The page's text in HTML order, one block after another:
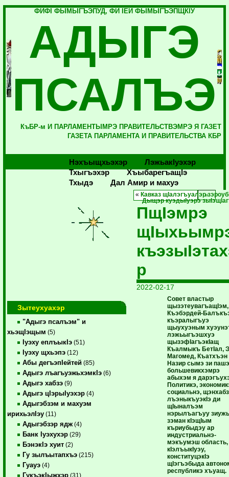
ФИФI ФЫМЫГЪЭПУД, ФИ IЕЙ ФЫМЫГЪЭПЩКIУ
АДЫГЭ
ПСАЛЪЭ
КъБР-м И ПАРЛАМЕНТЫМРЭ ПРАВИТЕЛЬСТВЭМРЭ Я ГАЗЕТ
ГАЗЕТА ПАРЛАМЕНТА И ПРАВИТЕЛЬСТВА КБР
Нэхъыщхьэхэр
Лэжьакlуэхэр
Тхыгъэхэр
Хъыбарегъащlэ
Тхыдэ
Дал Амир и махуэ
Зытеухуахэр
"Адыгэ псалъэм" и
хьэщIэщым (5)
Iуэху еплъыкIэ (51)
Iуэху щхьэпэ (12)
Абы дегъэпIейтей (85)
Адыгэ лъагъуэжьхэмкIэ (6)
Адыгэ хабзэ (9)
Адыгэ цIэрыIуэхэр (4)
Адыгэбзэм и махуэм
ирихьэлIэу (11)
Адыгэбзэр ядж (4)
Банк Iуэхухэр (29)
БэнэкIэ хуит (2)
Гу зылъытапхъэ (215)
Гуауэ (4)
ГукъэкIыжхэр (31)
« Кавказ щIалэгъуалэр
Дыщэр куэдыIуэрэ
ПщIэмрэ
р
2022-02-17
Совет властыр
щызэтеувагъащIэм,
Къэбэрдей-
къэралыгъуэ
щыухуэным
лэжьыгъэшхуэ
щызэфIагъэкIащ
Къалмыкъ БетIал,
Магомед, Къатхъэн
Назир сымэ зи
большевикхэмрэ
абыхэм я
Политикэ,
социальнэ,
лъэныкъуэкIэ ди
щIыналъэм
нэрылъагъуу
зэман кIэщIым
къриубыдэу ар
индустриальнэ-
мэкъумэш область,
кIэлъыкIуэу,
конституцэкIэ
щIэгъэбыда
республикэ хъуащ.